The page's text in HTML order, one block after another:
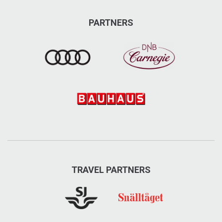
info@holidayshop.se
Besök på Facebook
Max, Årevägen, Åre
PARTNERS
TRAVEL PARTNERS